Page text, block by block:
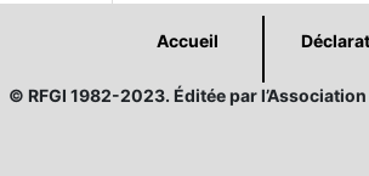
Accueil
© RFGI 1982-2023. Éditée par